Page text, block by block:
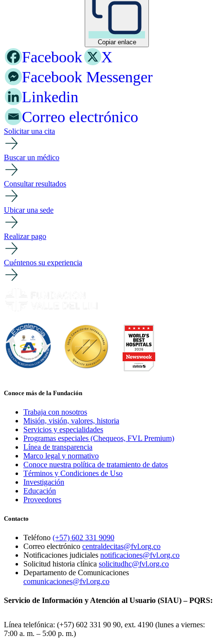
Copiar enlace
Facebook
X
Facebook Messenger
Linkedin
Correo electrónico
Solicitar una cita
Buscar un médico
Consultar resultados
Ubicar una sede
Realizar pago
Cuéntenos su experiencia
Conoce más de la Fundación
Trabaja con nosotros
Misión, visión, valores, historia
Servicios y especialidades
Programas especiales (Chequeos, FVL Premium)
Línea de transparencia
Marco legal y normativo
Conoce nuestra política de tratamiento de datos
Términos y Condiciones de Uso
Investigación
Educación
Proveedores
Contacto
Teléfono (+57) 602 331 9090
Correo electrónico centraldecitas@fvl.org.co
Notificaciones judiciales notificaciones@fvl.org.co
Solicitud historia clínica solicitudhc@fvl.org.co
Departamento de Comunicaciones
comunicaciones@fvl.org.co
Servicio de Información y Atención al Usuario (SIAU) – PQRS:
Línea telefónica: (+57) 602 331 90 90, ext. 4190 (lunes a viernes:
7:00 a. m. – 5:00 p. m.)